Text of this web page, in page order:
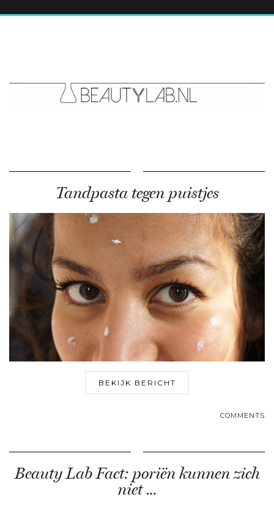
Tandpasta tegen puistjes
BEKIJK BERICHT
COMMENTS
Beauty Lab Fact: poriën kunnen zich
niet …